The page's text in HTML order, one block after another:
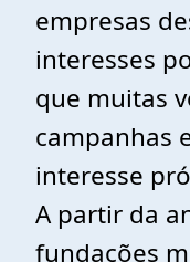
empresas
interesses
que muitas
campanhas
interesse
A partir da
fundações